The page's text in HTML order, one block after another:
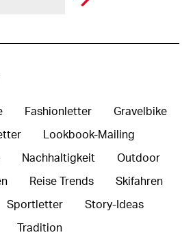
Fashionletter Gravelbike
Lookbook-Mailing
Nachhaltigkeit Outdoor
Reise Trends Skifahren
Sportletter Story-Ideas
Tradition